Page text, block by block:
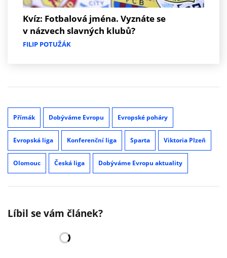
Kvíz: Fotbalová jména. Vyznáte se
v názvech slavných klubů?
FILIP POTUŽÁK
Přímák Dobýváme Evropu Evropské poháry
Evropská liga Konferenční liga Sparta Viktoria Plzeň
Olomouc Česká liga Dobýváme Evropu aktuality
Líbil se vám článek?